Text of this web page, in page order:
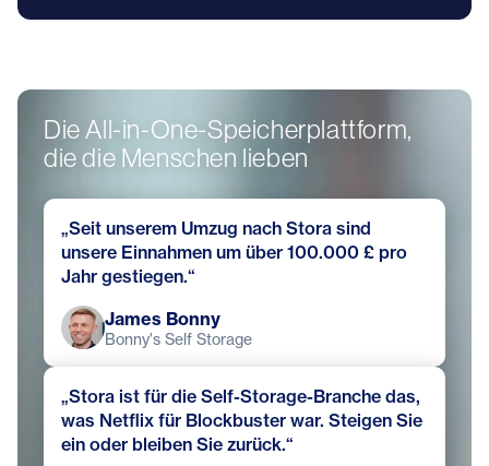
Die All-in-One-Speicherplattform,
die die Menschen lieben
„Seit unserem Umzug nach Stora sind
unsere Einnahmen um über 100.000 £ pro
Jahr gestiegen.“
James Bonny
Bonny's Self Storage
„Stora ist für die Self-Storage-Branche das,
was Netflix für Blockbuster war. Steigen Sie
ein oder bleiben Sie zurück.“